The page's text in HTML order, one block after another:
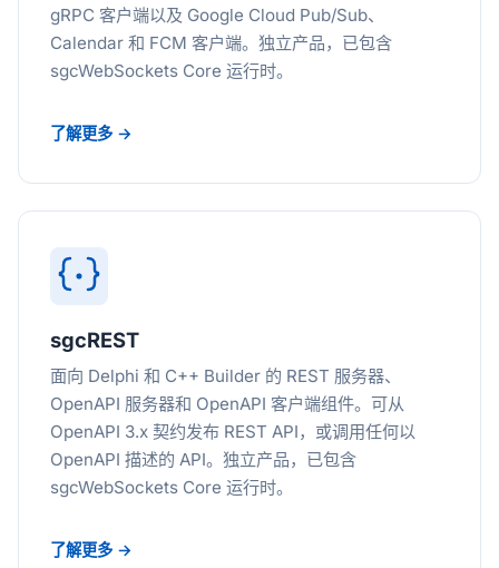
gRPC 客户端以及 Google Cloud Pub/Sub、
Calendar 和 FCM 客户端。独立产品，已包含
sgcWebSockets Core 运行时。
了解更多 →
sgcREST
面向 Delphi 和 C++ Builder 的 REST 服务器、
OpenAPI 服务器和 OpenAPI 客户端组件。可从
OpenAPI 3.x 契约发布 REST API，或调用任何以
OpenAPI 描述的 API。独立产品，已包含
sgcWebSockets Core 运行时。
了解更多 →